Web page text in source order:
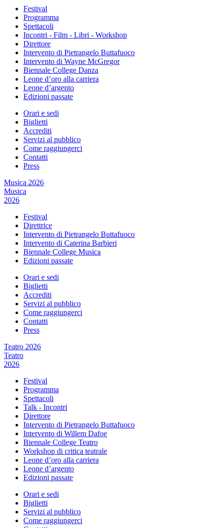
Festival
Programma
Spettacoli
Incontri - Film - Libri - Workshop
Direttore
Intervento di Pietrangelo Buttafuoco
Intervento di Wayne McGregor
Biennale College Danza
Leone d’oro alla carriera
Leone d’argento
Edizioni passate
Orari e sedi
Biglietti
Accrediti
Servizi al pubblico
Come raggiungerci
Contatti
Press
Musica 2026
Musica
2026
Festival
Direttrice
Intervento di Pietrangelo Buttafuoco
Intervento di Caterina Barbieri
Biennale College Musica
Edizioni passate
Orari e sedi
Biglietti
Accrediti
Servizi al pubblico
Come raggiungerci
Contatti
Press
Teatro 2026
Teatro
2026
Festival
Programma
Spettacoli
Talk - Incontri
Direttore
Intervento di Pietrangelo Buttafuoco
Intervento di Willem Dafoe
Biennale College Teatro
Workshop di critica teatrale
Leone d’oro alla carriera
Leone d’argento
Edizioni passate
Orari e sedi
Biglietti
Servizi al pubblico
Come raggiungerci